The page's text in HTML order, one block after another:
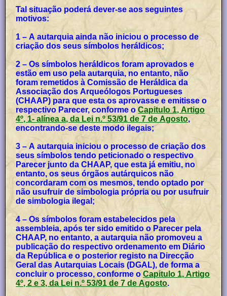
Tal situação poderá dever-se aos seguintes
motivos:
1 – A autarquia ainda não iniciou o processo de
criação dos seus símbolos heráldicos;
2 – Os símbolos heráldicos foram aprovados e
estão em uso pela autarquia, no entanto, não
foram remetidos à Comissão de Heráldica da
Associação dos Arqueólogos Portugueses
(CHAAP) para que esta os aprovasse e emitisse o
respectivo Parecer, conforme oCapitulo 1, Artigo
4º, 1- alínea a, da Lei n.º 53/91 de 7 de Agosto,
encontrando-se deste modo ilegais;
3 – A autarquia iniciou o processo de criação dos
seus símbolos tendo peticionado o respectivo
Parecer junto da CHAAP, que esta já emitiu, no
entanto, os seus órgãos autárquicos não
concordaram com os mesmos, tendo optado por
não usufruir de simbologia própria ou por usufruir
de simbologia ilegal;
4 – Os símbolos foram estabelecidos pela
assembleia, após ter sido emitido o Parecer pela
CHAAP, no entanto, a autarquia não promoveu a
publicação do respectivo ordenamento em Diário
da República e o posterior registo na Direcção
Geral das Autarquias Locais (DGAL), de forma a
concluir o processo, conforme oCapitulo 1, Artigo
4º, 2 e 3, da Lei n.º 53/91 de 7 de Agosto.